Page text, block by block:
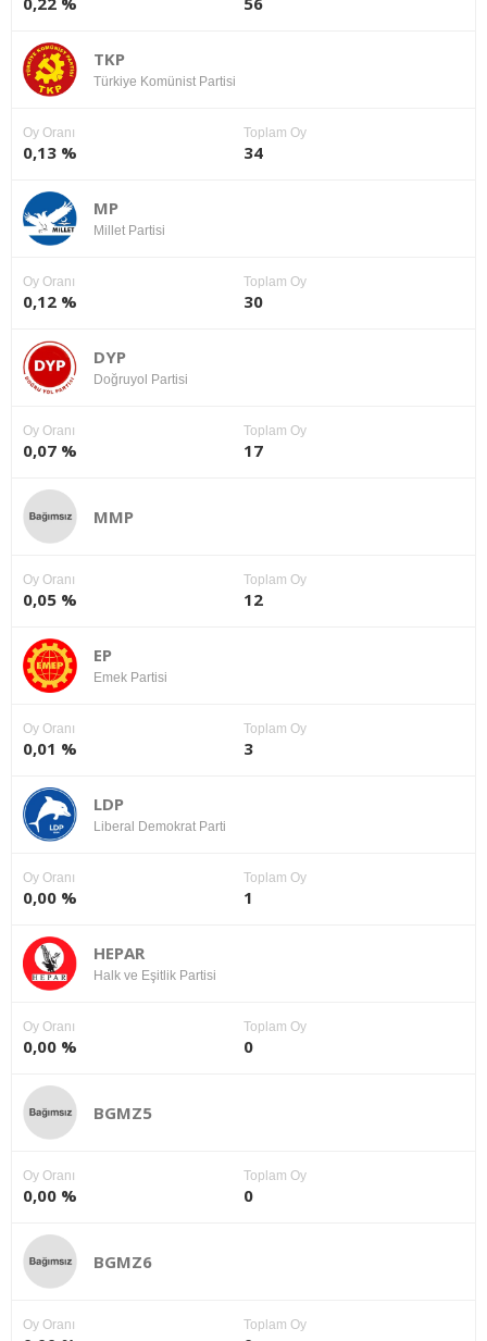
TKP
Türkiye Komünist Partisi
Oy Oranı
0,13 %
Toplam Oy
34
MP
Millet Partisi
Oy Oranı
0,12 %
Toplam Oy
30
DYP
Doğruyol Partisi
Oy Oranı
0,07 %
Toplam Oy
17
MMP
Oy Oranı
0,05 %
Toplam Oy
12
EP
Emek Partisi
Oy Oranı
0,01 %
Toplam Oy
3
LDP
Liberal Demokrat Parti
Oy Oranı
0,00 %
Toplam Oy
1
HEPAR
Halk ve Eşitlik Partisi
Oy Oranı
0,00 %
Toplam Oy
0
BGMZ5
Oy Oranı
0,00 %
Toplam Oy
0
BGMZ6
Oy Oranı Toplam Oy